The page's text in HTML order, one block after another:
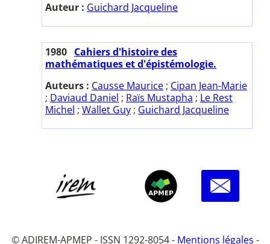
Auteur : Guichard Jacqueline
1980 Cahiers d'histoire des
mathématiques et d'épistémologie.
Auteurs : Causse Maurice ; Cipan Jean-Marie
; Daviaud Daniel ; Raïs Mustapha ; Le Rest
Michel ; Wallet Guy ; Guichard Jacqueline
© ADIREM-APMEP - ISSN 1292-8054 - Mentions légales -